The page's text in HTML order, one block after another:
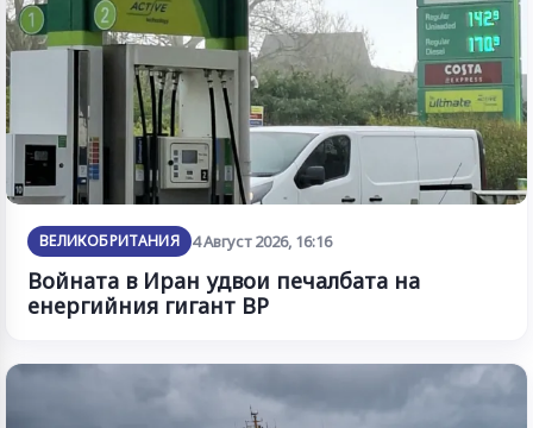
ВЕЛИКОБРИТАНИЯ 4 Август 2026, 16:16
Войната в Иран удвои печалбата на
енергийния гигант BP